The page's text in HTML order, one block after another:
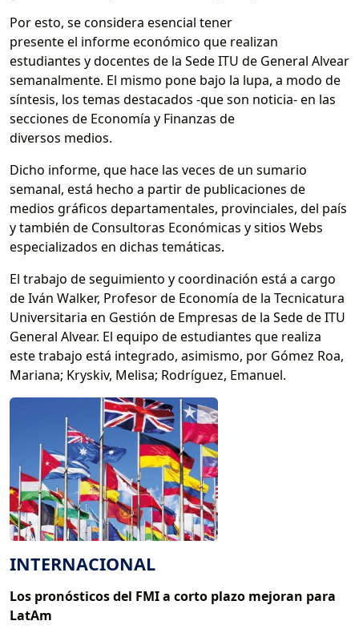
Por esto, se considera esencial tener
presente el informe económico que realizan
estudiantes y docentes de la Sede ITU de General Alvear
semanalmente. El mismo pone bajo la lupa, a modo de
síntesis, los temas destacados -que son noticia- en las
secciones de Economía y Finanzas de
diversos medios.
Dicho informe, que hace las veces de un sumario
semanal, está hecho a partir de publicaciones de
medios gráficos departamentales, provinciales, del país
y también de Consultoras Económicas y sitios Webs
especializados en dichas temáticas.
El trabajo de seguimiento y coordinación está a cargo
de Iván Walker, Profesor de Economía de la Tecnicatura
Universitaria en Gestión de Empresas de la Sede de ITU
General Alvear. El equipo de estudiantes que realiza
este trabajo está integrado, asimismo, por Gómez Roa,
Mariana; Kryskiv, Melisa; Rodríguez, Emanuel.
INTERNACIONAL
Los pronósticos del FMI a corto plazo mejoran para
LatAm